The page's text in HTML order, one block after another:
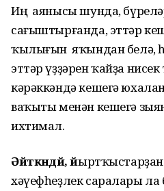
Иң аянысы шунда,
сағыштырғанда, эттәр
ҡылығын яҡындан белә,
эттәр үҙҙәрен ҡайҙа
кәрәккәндә кешегә
ваҡыты менән кешегә
ихтимал.
Әйткәндәй, й
хәүефһеҙлек саралары ла